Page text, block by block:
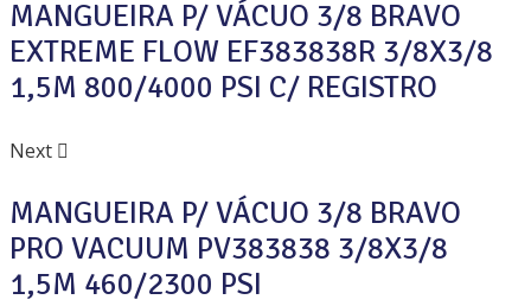
MANGUEIRA P/ VÁCUO 3/8 BRAVO
EXTREME FLOW EF383838R 3/8X3/8
1,5M 800/4000 PSI C/ REGISTRO
Next
MANGUEIRA P/ VÁCUO 3/8 BRAVO
PRO VACUUM PV383838 3/8X3/8
1,5M 460/2300 PSI